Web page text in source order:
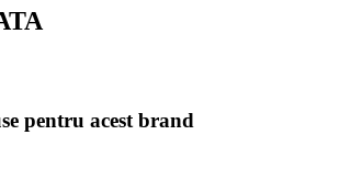
pentru acest brand